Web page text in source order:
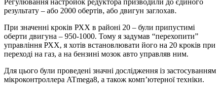
Регулювання настройок редуктора призводили до єдиного
результату – або 2000 обертів, або двигун заглохав.
При значенні кроків РХХ в районі 20 – були припустимі
оберти двигуна – 950-1000. Тому я задумав “перехопити”
управління РХХ, я хотів встановлювати його на 20 кроків при
переході на газ, а на бензині мозок авто управляв ним.
Для цього були проведені значні дослідження із застосуванням
мікроконтроллера ATmega8, а також комп’ютерної техніки.